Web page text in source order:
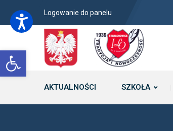
Open toolbar
Logowanie do panelu
AKTUALNOŚCI SZKOŁA